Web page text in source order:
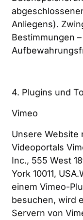
Anliegens).
Bestimmungen
4. Plugins und
Vimeo
Unsere Website
Videoportals
Inc., 555 West
York 10011,
einem Vimeo-
besuchen, wird
Servern von